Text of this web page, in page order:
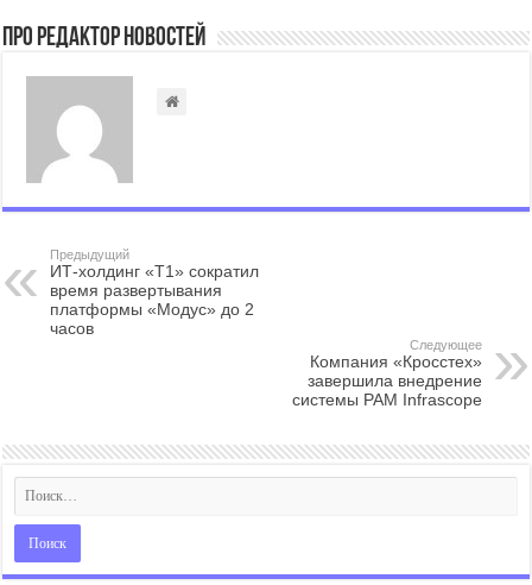
Про Редактор Новостей
Предыдущий
ИТ-холдинг «Т1» сократил
время развертывания
платформы «Модус» до 2
часов
Следующее
Компания «Кросстех»
завершила внедрение
системы PAM Infrascope